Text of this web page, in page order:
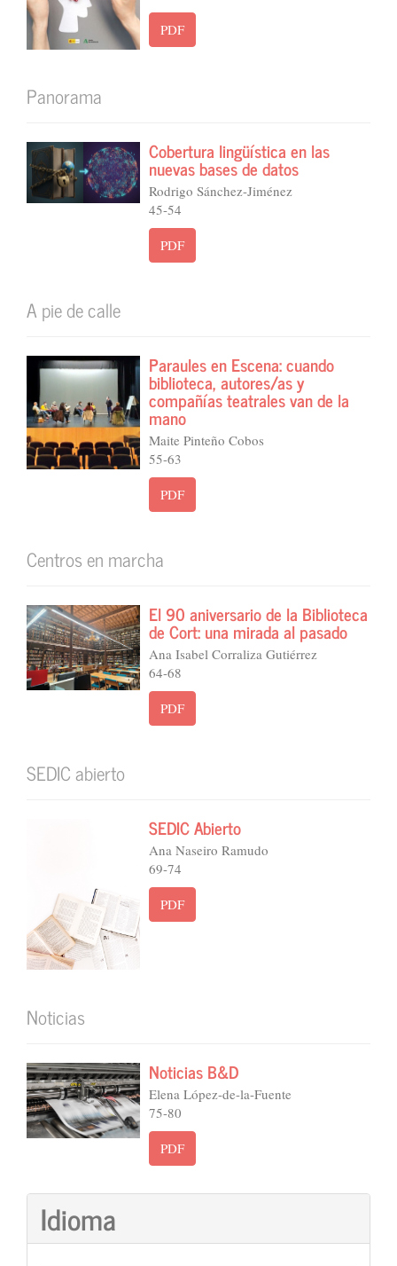
PDF
Panorama
Cobertura lingüística en las
nuevas bases de datos
Rodrigo Sánchez-Jiménez
45-54
PDF
A pie de calle
Paraules en Escena: cuando
biblioteca, autores/as y
compañías teatrales van de la
mano
Maite Pinteño Cobos
55-63
PDF
Centros en marcha
El 90 aniversario de la Biblioteca
de Cort: una mirada al pasado
Ana Isabel Corraliza Gutiérrez
64-68
PDF
SEDIC abierto
SEDIC Abierto
Ana Naseiro Ramudo
69-74
PDF
Noticias
Noticias B&D
Elena López-de-la-Fuente
75-80
PDF
Idioma